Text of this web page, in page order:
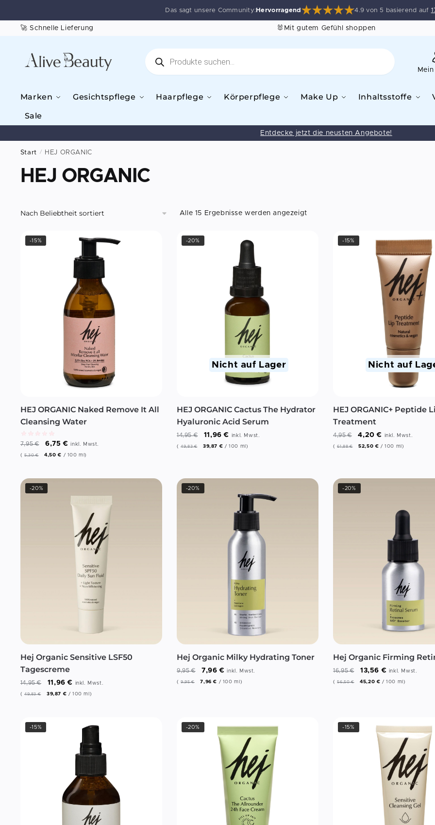
Das sagt unsere Community:Hervorragend 4.9 von 5 basierend auf
🚀 Schnelle Lieferung 🐰Mit gutem Gefühl shoppen
Marken Gesichtspflege Haarpflege Körperpflege Make Up Inhaltsstoffe
Sale
Entdecke jetzt die neusten Angebote!
Start / HEJ ORGANIC
HEJ ORGANIC
Alle 15 Ergebnisse werden angezeigt
-15%
HEJ ORGANIC Naked Remove It All
Cleansing Water
7,95€ 6,75€ inkl. Mwst.
(5,30€ 4,50€ / 100 ml)
-20%
Nicht auf Lager
HEJ ORGANIC Cactus The Hydrator
Hyaluronic Acid Serum
14,95€ 11,96€ inkl. Mwst.
(49,83€ 39,87€ /100 ml )
-15%
Nicht auf
HEJ ORGANIC+ Peptide
Treatment
4,95€ 4,20€ inkl. Mwst.
(61,88€ 52,50€ /100 ml )
-20%
Hej Organic Sensitive LSF50
Tagescreme
14,95€ 11,96€ inkl. Mwst.
(49,83€ 39,87€ / 100 ml )
-20%
Hej Organic Milky Hydrating Toner
9,95€ 7,96€ inkl. Mwst.
(9,95€ 7,96€ / 100 ml )
-20%
Hej Organic Firming
16,95€ 13,56€ inkl. Mwst.
(56,50€ 45,20€ /100 ml )
-15% -20% -15%